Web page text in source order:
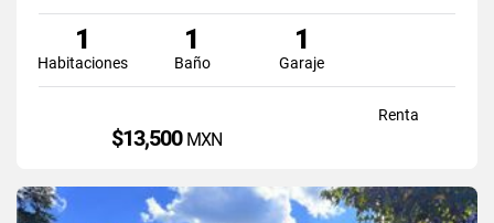
1
Habitaciones
1
Baño
1
Garaje
Renta
$13,500 MXN